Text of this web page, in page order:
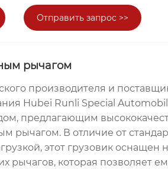
Отправить запрос >>
рычагом
производителя и
Hubei Runli Special
предлагающим
рычагом. В отличие от
этот грузовик оснащен
рычагов, которая позволяет